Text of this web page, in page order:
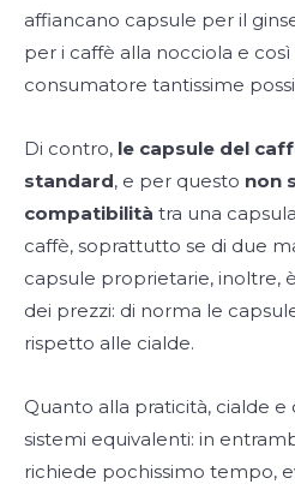
affiancano capsule per il
per i caffè alla nocciola e così
consumatore tantissime
Di contro, le capsule del
standard, e per questo non
compatibilità tra una
caffè, soprattutto se di due
capsule proprietarie, inoltre,
dei prezzi: di norma le
rispetto alle cialde.
Quanto alla praticità, cialde e
sistemi equivalenti: in
richiede pochissimo tempo,